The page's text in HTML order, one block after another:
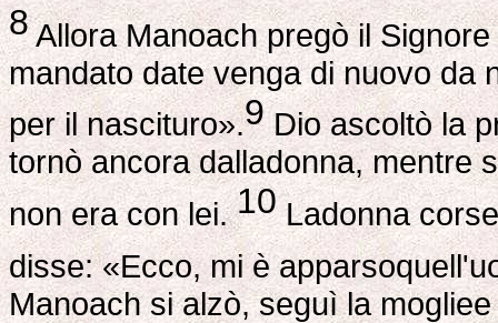
8Allora Manoach pregò il
mandato date venga di nuovo da
per il nascituro».9 Dio ascoltò la
tornò ancora dalladonna, mentre
non era con lei.10Ladonna
disse: «Ecco, mi è
Manoach si alzò, seguì la